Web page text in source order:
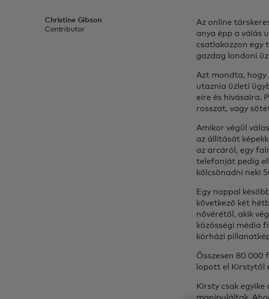
Christine Gibson
Contributor
Az online
anya épp a válás
csatlakozzon egy
gazdag londoni
Azt mondta, hogy
utaznia üzleti
eire és hívásaira.
rosszat, vagy
Amikor végül
az állítását
az arcáról, egy
telefonját pedig
kölcsönadni neki
Egy nappal
következő két
nővérétől, akik
közösségi média
kórházi
Összesen 80
lopott el Kirstytől
Kirsty csak
manipuláltak.